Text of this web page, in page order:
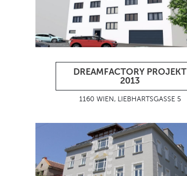
DREAMFACTORY PROJEKT
2013
1160 WIEN, LIEBHARTSGASSE 5